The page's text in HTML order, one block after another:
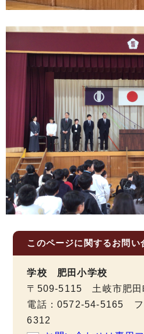
このページに関するお問い
学校 肥田小学校
〒509-5115 土岐市肥田
電話：0572-54-5165 フ
6312